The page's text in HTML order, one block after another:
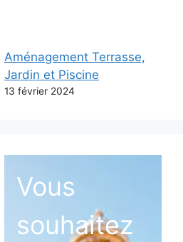
Aménagement Terrasse,
Jardin et Piscine
13 février 2024
Vous
souhaitez